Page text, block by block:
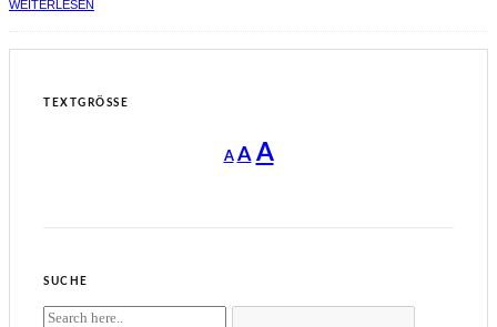
WEITERLESEN
TEXTGRÖSSE
A
Decrease
font
A Reset
AIncrease
SUCHE